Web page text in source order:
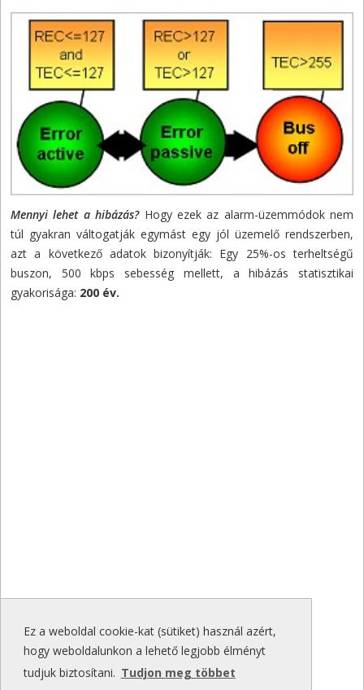
Ez a weboldal cookie-kat (sütiket) használ azért,
hogy weboldalunkon a lehető legjobb élményt
tudjuk biztosítani. Tudjon meg többet
Mennyi lehet a hibázás? Hogy ezek az alarm-üzemmódok nem
túl gyakran váltogatják egymást egy jól üzemelő rendszerben,
azt a következő adatok bizonyítják: Egy 25%-os terheltségű
buszon, 500 kbps sebesség mellett, a hibázás statisztikai
gyakorisága: 200 év.